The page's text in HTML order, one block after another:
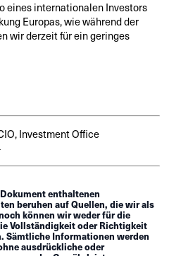
eines internationalen Investors
Europas, wie während der
wir derzeit für ein geringes
Investment Office
enthaltenen
beruhen auf Quellen, die wir als
können wir weder für die
Vollständigkeit oder Richtigkeit
Sämtliche Informationen werden
ausdrückliche oder